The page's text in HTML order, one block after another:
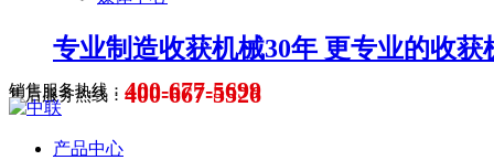
专业制造收获机械30年 更专业的收获
销售服务热线： 400-677-5699
售后服务热线： 400-667-5526
产品中心